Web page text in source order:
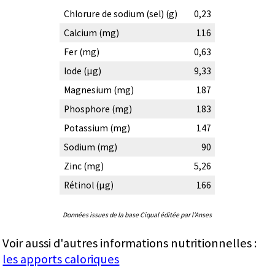
Chlorure de sodium (sel) (g)
0,23
Calcium (mg)
116
Fer (mg)
0,63
Iode (µg)
9,33
Magnesium (mg)
187
Phosphore (mg)
183
Potassium (mg)
147
Sodium (mg)
90
Zinc (mg)
5,26
Rétinol (µg)
166
Données issues de la base Ciqual éditée par l'Anses
Voir aussi d'autres informations nutritionnelles :
les apports caloriques